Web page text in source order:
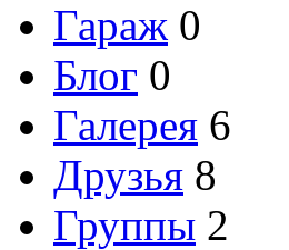
Гараж 0
Блог 0
Галерея 6
Друзья 8
Группы 2